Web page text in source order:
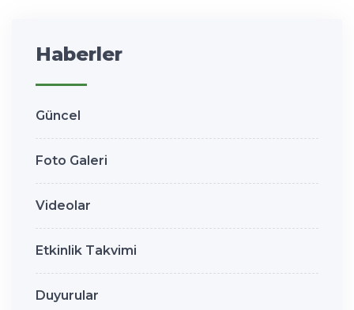
Haberler
Güncel
Foto Galeri
Videolar
Etkinlik Takvimi
Duyurular